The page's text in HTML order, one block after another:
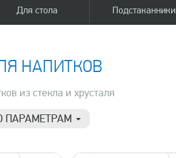
Для стола Подстаканники
НАПИТКОВ
из стекла и хрусталя
ПАРАМЕТРАМ